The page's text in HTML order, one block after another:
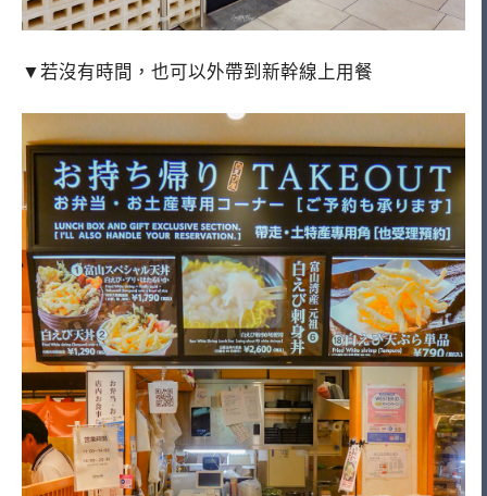
▼若沒有時間，也可以外帶到新幹線上用餐